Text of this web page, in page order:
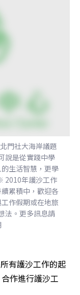
門社大海岸議題
說是從實踐中學
生活智慧，更學
2010年護沙工作
累積中，歡迎各
作假期或在地旅
法。更多訊息請
有護沙工作的起
作進行護沙工